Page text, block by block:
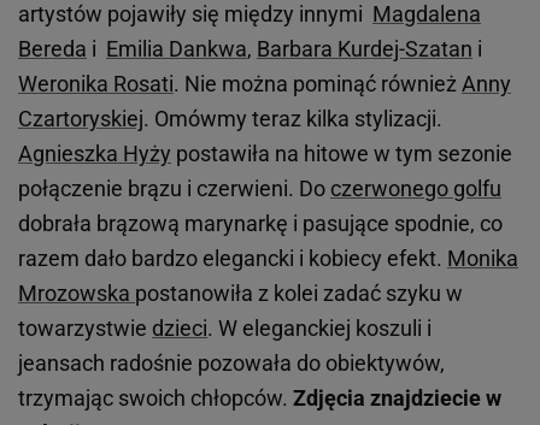
artystów pojawiły się między innymi Magdalena
Bereda i Emilia Dankwa, Barbara Kurdej-Szatan i
Weronika Rosati. Nie można pominąć równieżAnny
Czartoryskiej. Omówmy teraz kilka stylizacji.
Agnieszka Hyży postawiła na hitowe w tym sezonie
połączenie brązu i czerwieni. Do czerwonego golfu
dobrała brązową marynarkę i pasujące spodnie, co
razem dało bardzo elegancki i kobiecy efekt. Monika
Mrozowska postanowiła z kolei zadać szyku w
towarzystwie dzieci. W eleganckiej koszuli i
jeansach radośnie pozowała do obiektywów,
trzymając swoich chłopców. Zdjęcia znajdziecie w